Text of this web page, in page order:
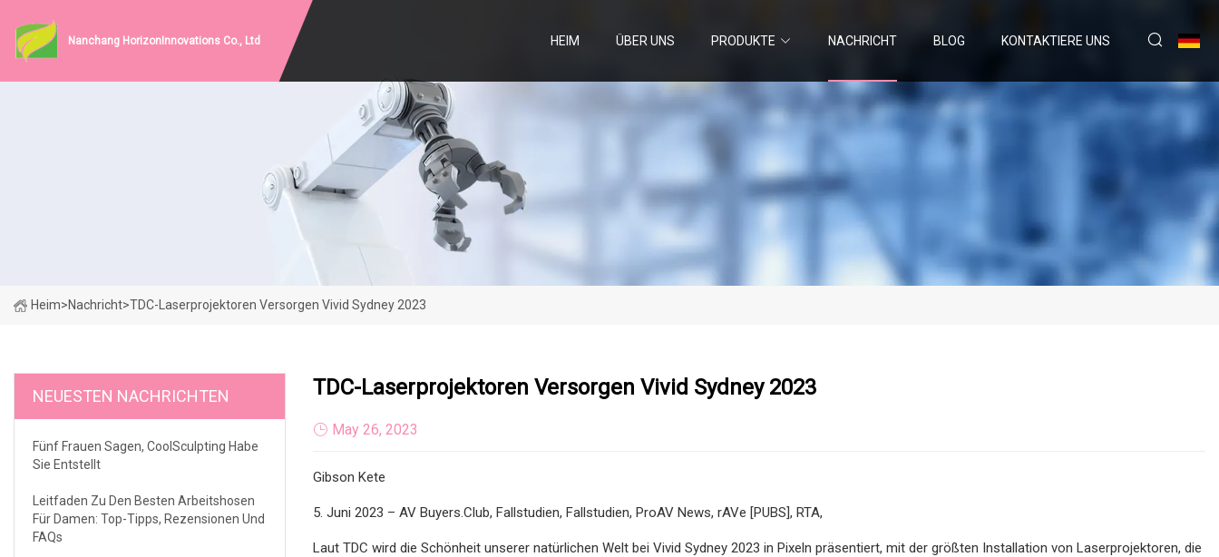
Nanchang HorizonInnovations Co., Ltd HEIM ÜBER UNS PRODUKTE NACHRICHT BLOG KONTAKTIERE UNS
Heim>Nachricht>TDC-Laserprojektoren Versorgen Vivid Sydney 2023
NEUESTEN NACHRICHTEN
Fünf Frauen Sagen, CoolSculpting Habe
Sie Entstellt
Leitfaden Zu Den Besten Arbeitshosen
Für Damen: Top-Tipps, Rezensionen Und
FAQs
TDC-Laserprojektoren Versorgen Vivid Sydney 2023
May 26, 2023
Gibson Kete
5. Juni 2023 – AV Buyers.Club, Fallstudien, Fallstudien, ProAV News, rAVe [PUBS], RTA,
Laut TDC wird die Schönheit unserer natürlichen Welt bei Vivid Sydney 2023 in Pixeln präsentiert, mit der größten Installation von Laserprojektoren, die